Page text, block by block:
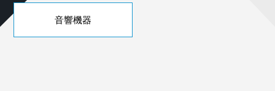
音響機器